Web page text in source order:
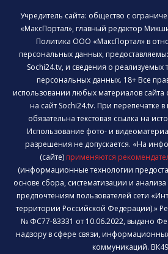
Учредитель сайта: общество с
«МаксПортал», главный редактор
Политика ООО «МаксПортал» в
персональных данных,
Sochi24.tv, и сведения о реализуемых
персональных данных. 18+ Все
использовании любых материалов сайта
на сайт Sochi24.tv. При перепечатке
обязательна текстовая ссылка на
Использование фото- и
разрешения не допускается. «На
(сайте) применяются
(информационные технологии
основе сбора, систематизации и
предпочтениям пользователей сети
территории Российской Федерации).»
№ ФС77-83331 от 10.06.2022, выдано
надзору в сфере связи,
коммуникаций.